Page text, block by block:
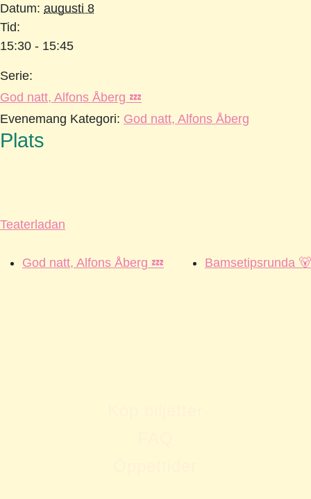
Datum: augusti 8
Tid:
15:30 - 15:45
Serie:
God natt, Alfons Åberg 💤
Evenemang Kategori: God natt, Alfons Åberg
Plats
Teaterladan
God natt, Alfons Åberg 💤 Bamsetipsrunda 🐻